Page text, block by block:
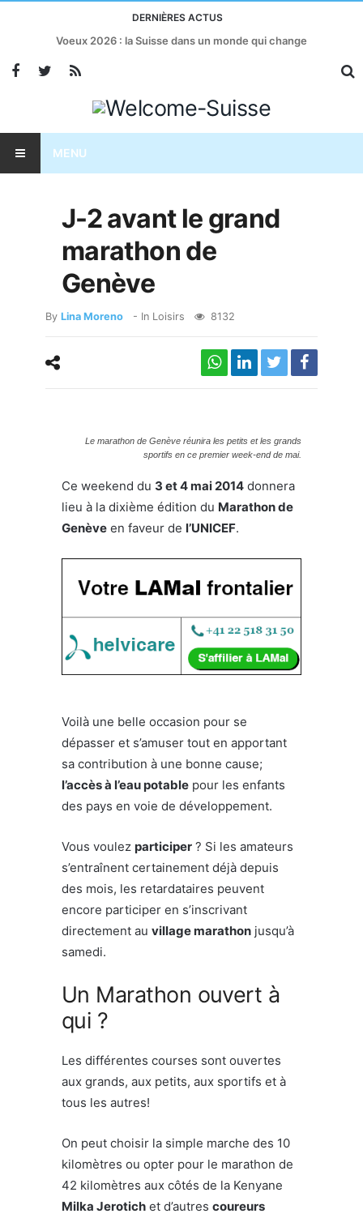
DERNIÈRES ACTUS
Voeux 2026 : la Suisse dans un monde qui change
MENU
J-2 avant le grand
marathon de
Genève
By Lina Moreno - In Loisirs 8132
Le marathon de Genève réunira les petits et les grands
sportifs en ce premier week-end de mai.
Ce weekend du 3 et 4 mai 2014 donnera
lieu à la dixième édition du Marathon de
Genève en faveur de l’UNICEF.
Voilà une belle occasion pour se
dépasser et s’amuser tout en apportant
sa contribution à une bonne cause;
l’accès à l’eau potable pour les enfants
des pays en voie de développement.
Vous voulez participer ? Si les amateurs
s’entraînent certainement déjà depuis
des mois, les retardataires peuvent
encore participer en s’inscrivant
directement au village marathon jusqu’à
samedi.
Un Marathon ouvert à
qui ?
Les différentes courses sont ouvertes
aux grands, aux petits, aux sportifs et à
tous les autres!
On peut choisir la simple marche des 10
kilomètres ou opter pour le marathon de
42 kilomètres aux côtés de la Kenyane
Milka Jerotich et d’autres coureurs